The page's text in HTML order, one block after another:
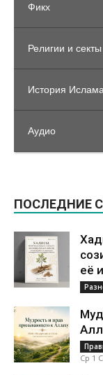
Фикх
Религии и секты
История Ислама
Аудио
ПОСЛЕДНИЕ
её
Ср 1